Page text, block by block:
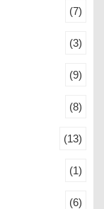
(7)
(3)
(9)
(8)
(13)
(1)
(6)